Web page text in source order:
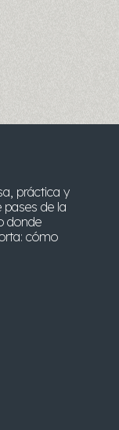
práctica y
de la
donde
cómo